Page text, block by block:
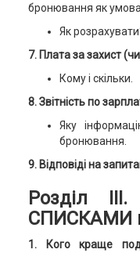
бронювання як умова
Як
7. Плата за захист
Кому і скільки.
8. Звітність по
Яку
бронювання.
9. Відповіді на
Розділ ІІІ.
СПИСКАМИ
1. Кого краще